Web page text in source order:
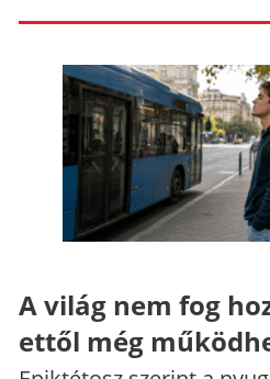
A világ nem fog
ettől még